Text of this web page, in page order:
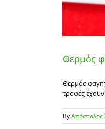
Θερμός
Θερμός
τροφές
ByΑπόστολος